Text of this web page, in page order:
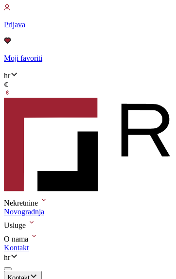
Prijava
Moji favoriti
hr
Nekretnine
Novogradnja
Usluge
O nama
Kontakt
hr